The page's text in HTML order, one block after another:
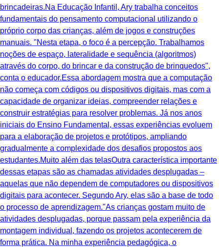
brincadeiras.Na Educação Infantil, Ary trabalha conceitos
fundamentais do pensamento computacional utilizando o
próprio corpo das crianças, além de jogos e construções
manuais. "Nesta etapa, o foco é a percepção. Trabalhamos
noções de espaço, lateralidade e sequência (algoritmos)
através do corpo, do brincar e da construção de brinquedos",
conta o educador.Essa abordagem mostra que a computação
não começa com códigos ou dispositivos digitais, mas com a
capacidade de organizar ideias, compreender relações e
construir estratégias para resolver problemas. Já nos anos
iniciais do Ensino Fundamental, essas experiências evoluem
para a elaboração de projetos e protótipos, ampliando
gradualmente a complexidade dos desafios propostos aos
estudantes.Muito além das telasOutra característica importante
dessas etapas são as chamadas atividades desplugadas –
aquelas que não dependem de computadores ou dispositivos
digitais para acontecer. Segundo Ary, elas são a base de todo
o processo de aprendizagem."As crianças gostam muito de
atividades desplugadas, porque passam pela experiência da
montagem individual, fazendo os projetos acontecerem de
forma prática. Na minha experiência pedagógica, o